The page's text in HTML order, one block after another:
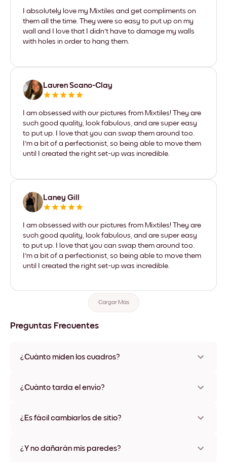
I absolutely love my Mixtiles and get compliments on
them all the time. They were so easy to put up on my
wall and I love that I didn't have to damage my walls
with holes in order to hang them.
Lauren Scano-Clay
I am obsessed with our pictures from Mixtiles! They are
such good quality, look fabulous, and are super easy
to put up. I love that you can swap them around too.
I'm a bit of a perfectionist, so being able to move them
until I created the right set-up was incredible.
Laney Gill
I am obsessed with our pictures from Mixtiles! They are
such good quality, look fabulous, and are super easy
to put up. I love that you can swap them around too.
I'm a bit of a perfectionist, so being able to move them
until I created the right set-up was incredible.
Cargar Más
Preguntas Frecuentes
¿Cuánto miden los cuadros?
varios materiales y colores de marco, incluidas opciones sin
¿Cuánto tarda el envío?
disponibles en algunos países. Te enviaremos un número de
¿Es fácil cambiarlos de sitio?
ningún daño
¿Y no dañarán mis paredes?